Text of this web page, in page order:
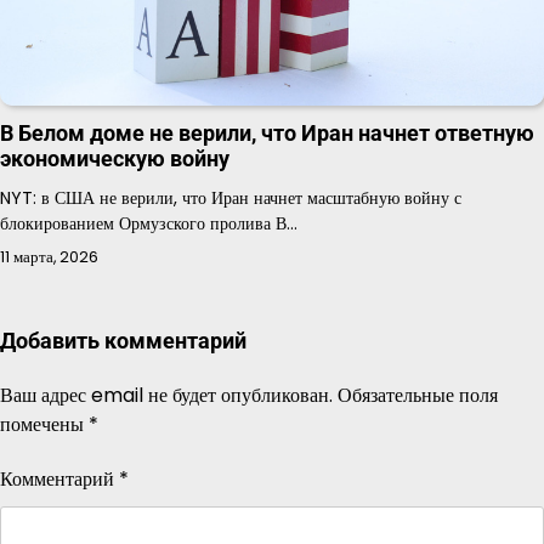
В Белом доме не верили, что Иран начнет ответную
экономическую войну
NYT: в США не верили, что Иран начнет масштабную войну с
блокированием Ормузского пролива В…
11 марта, 2026
Добавить комментарий
Ваш адрес email не будет опубликован. Обязательные поля
помечены *
Комментарий *